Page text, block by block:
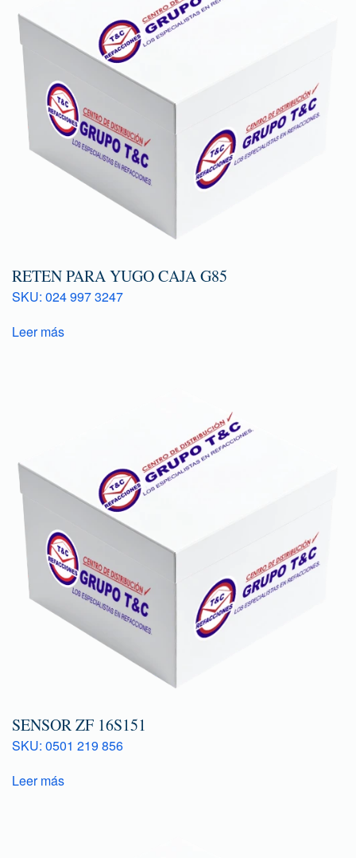
RETEN PARA YUGO CAJA G85
SKU: 024 997 3247
Leer más
SENSOR ZF 16S151
SKU: 0501 219 856
Leer más